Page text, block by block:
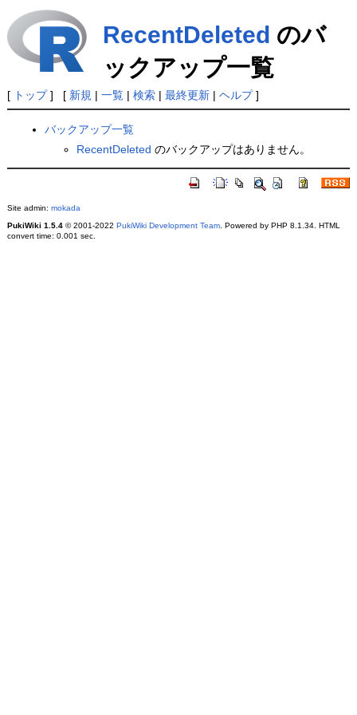
RecentDeleted のバ
ックアップ一覧
[ トップ] [ 新規 | 一覧| 検索| 最終更新| ヘルプ]
バックアップ一覧
RecentDeleted のバックアップはありません。
Site admin: mokada
PukiWiki 1.5.4© 2001-2022 PukiWiki Development Team. Powered by PHP 8.1.34. HTML
convert time: 0.001 sec.